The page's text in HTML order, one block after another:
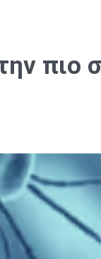
πιο